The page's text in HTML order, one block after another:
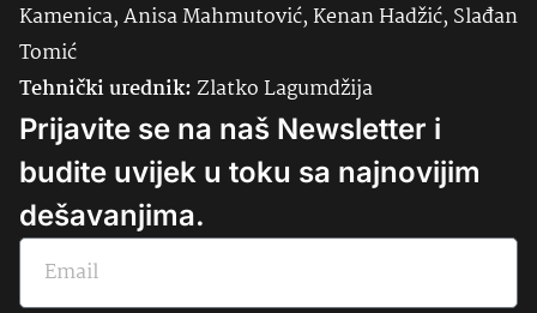
Kamenica, Anisa Mahmutović, Kenan Hadžić, Slađan
Tomić
Tehnički urednik:Zlatko Lagumdžija
Prijavite se na naš Newsletter i
budite uvijek u toku sa najnovijim
dešavanjima.